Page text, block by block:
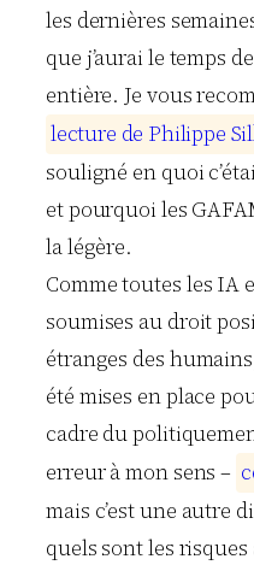
les dernières
que j’aurai le temps
entière. Je vous
lecture de Philippe Sil
souligné en quoi
et pourquoi les
la légère.
Comme toutes les IA
soumises au droit
étranges des
été mises en place
cadre du
erreur à mon sens – c
mais c’est une autre
quels sont les